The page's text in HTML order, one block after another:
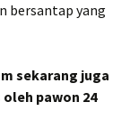
bersantap yang
sekarang juga
pawon 24